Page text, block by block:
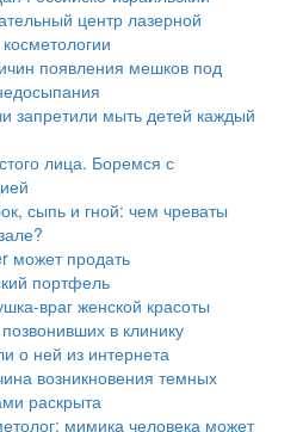
центр лазерной
появления мешков под
запретили мыть детей каждый
лица. Боремся с
сыпь и гной: чем чреваты
может продать
портфель
враг женской красоты
в клинику
о ней из интернета
возникновения темных
раскрыта
мимика человека может